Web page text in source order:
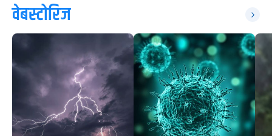
वेबस्टोरिज